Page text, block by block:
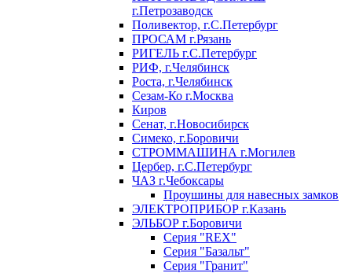
г.Петрозаводск
Поливектор, г.С.Петербург
ПРОСАМ г.Рязань
РИГЕЛЬ г.С.Петербург
РИФ, г.Челябинск
Роста, г.Челябинск
Сезам-Ко г.Москва
Киров
Сенат, г.Новосибирск
Симеко, г.Боровичи
СТРОММАШИНА г.Могилев
Цербер, г.С.Петербург
ЧАЗ г.Чебоксары
Проушины для навесных замков
ЭЛЕКТРОПРИБОР г.Казань
ЭЛЬБОР г.Боровичи
Серия "REX"
Серия "Базальт"
Серия "Гранит"